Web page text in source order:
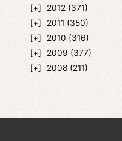
2012 (371)
2011 (350)
2010 (316)
2009 (377)
2008 (211)